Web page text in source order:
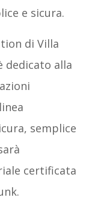
e sicura.
di Villa
dedicato alla
semplice
certificata